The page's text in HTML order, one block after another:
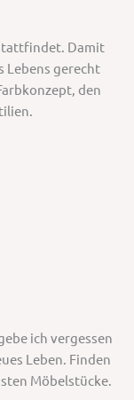
Damit
Lebens gerecht
den
ich vergessen
Leben. Finden
Möbelstücke.